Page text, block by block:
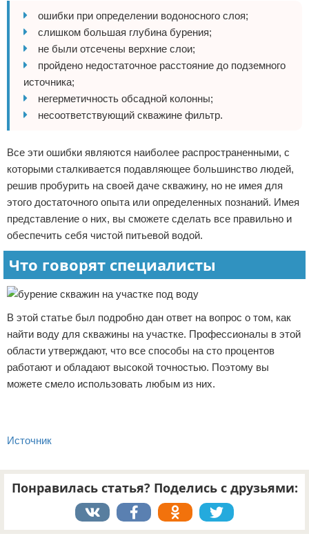
ошибки при определении водоносного слоя;
слишком большая глубина бурения;
не были отсечены верхние слои;
пройдено недостаточное расстояние до подземного
источника;
негерметичность обсадной колонны;
несоответствующий скважине фильтр.
Все эти ошибки являются наиболее распространенными, с
которыми сталкивается подавляющее большинство людей,
решив пробурить на своей даче скважину, но не имея для
этого достаточного опыта или определенных познаний. Имея
представление о них, вы сможете сделать все правильно и
обеспечить себя чистой питьевой водой.
Что говорят специалисты
В этой статье был подробно дан ответ на вопрос о том, как
найти воду для скважины на участке. Профессионалы в этой
области утверждают, что все способы на сто процентов
работают и обладают высокой точностью. Поэтому вы
можете смело использовать любым из них.
Источник
Понравилась статья? Поделись с друзьями: